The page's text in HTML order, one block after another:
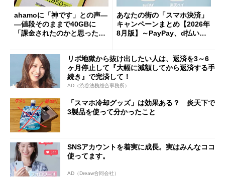
ahamoに「神です」との声―
―値段そのままで40GBに
「課金されたのかと思った」
あなたの街の「スマホ決済」
キャンペーンまとめ【2026年
8月版】～PayPay、d払い、a
リボ地獄から抜け出したい人は、返済を3～6
ヶ月停止して『大幅に減額してから返済する手
続き』で完済して！
AD（渋谷法務総合事務所）
「スマホ冷却グッズ」は効果ある？ 炎天下で
3製品を使って分かったこと
SNSアカウントを着実に成長。実はみんなココ
使ってます。
AD（Dreaw合同会社）